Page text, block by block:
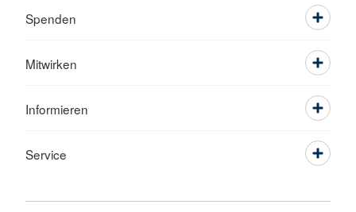
Spenden
Mitwirken
Informieren
Service